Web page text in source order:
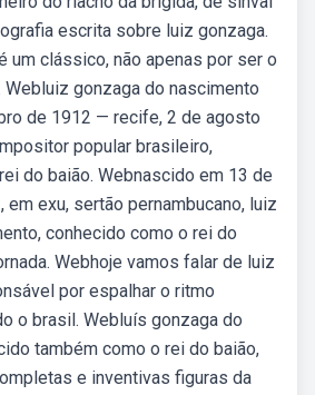
escrita sobre luiz gonzaga.
um clássico, não apenas por ser o
gonzaga do nascimento
de 1912 — recife, 2 de agosto
popular brasileiro,
do baião. Webnascido em 13 de
exu, sertão pernambucano, luiz
conhecido como o rei do
Webhoje vamos falar de luiz
por espalhar o ritmo
o brasil. Webluís gonzaga do
também como o rei do baião,
e inventivas figuras da